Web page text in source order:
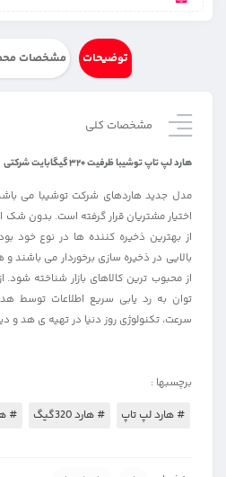
توضیحات مشخصات
مشخصات کلی
هارد لپ تاپ توشیبا ظرفیت ۳۲۰ گیگابایت شرکتی
مدل جدید هاردهای شرکت توشیبا می
اختیار مشتریان قرار گرفته است. بدون
از بهترین ذخیره کننده ها در نوع خود
بالایی در ذخیره سازی برخوردار می
از محبوب ترین کالاهای بازار شناخته
توان به رد یابی سریع اطلاعات توسط
سرعت، تکنولوژی روز دنیا در تهیه ی هد و
برچسبها :
# هارد لپ تاپ # هارد 320گیگ #